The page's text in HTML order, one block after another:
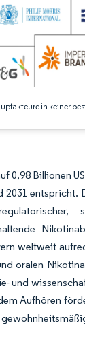
in keiner
0,98 Billionen
2031 entspricht.
weltweit
oralen
und
Aufhören